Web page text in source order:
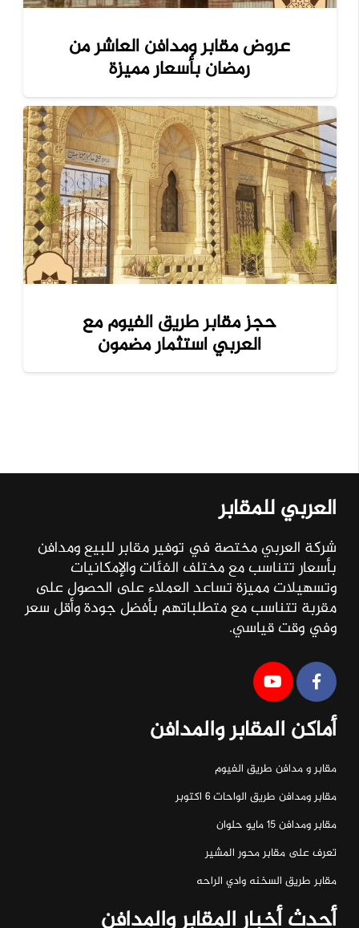
عروض مقابر ومدافن العاشر من
رمضان بأسعار مميزة
حجز مقابر طريق الفيوم مع
العربي استثمار مضمون
العربي للمقابر
شركة العربي مختصة في توفير مقابر للبيع ومدافن
بأسعار تتناسب مع مختلف الفئات والإمكانيات
وتسهيلات مميزة تساعد العملاء على الحصول على
مقربة تتناسب مع متطلباتهم بأفضل جودة وأقل سعر
وفي وقت قياسي.
أماكن المقابر والمدافن
مقابر و مدافن طريق الفيوم
مقابر ومدافن طريق الواحات ٦ اكتوبر
مقابر ومدافن ١٥ مايو حلوان
تعرف على مقابر محور المشير
مقابر طريق السخنه وادي الراحه
أحدث أخبار المقابر والمدافن